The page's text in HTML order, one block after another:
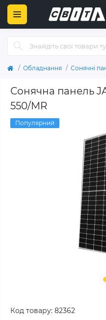
Обладнання Сонячні
Сонячна панель
550/MR
Популярний
Код товару: 82362